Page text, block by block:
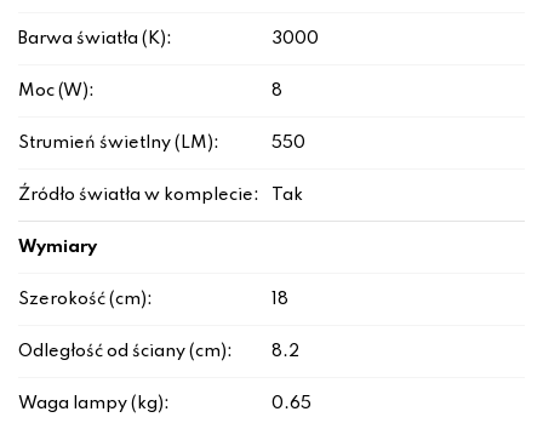
Barwa światła (K): 3000
Moc (W): 8
Strumień świetlny (LM): 550
Źródło światła w komplecie: Tak
Wymiary
Szerokość (cm): 18
Odległość od ściany (cm): 8.2
Waga lampy (kg): 0.65